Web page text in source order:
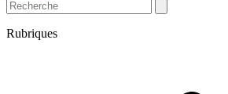
Rubriques